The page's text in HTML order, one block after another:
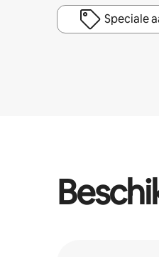
Speciale